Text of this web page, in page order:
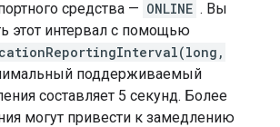
средства — ONLINE . Вы
этот интервал с помощью
поддерживаемый
составляет 5 секунд. Более
могут привести к замедлению